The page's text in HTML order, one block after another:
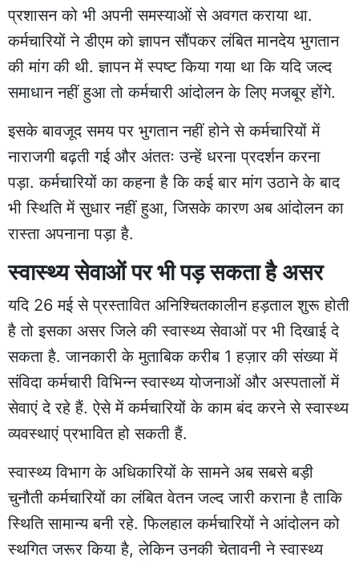
प्रशासन को भी अपनी समस्याओं से अवगत कराया था.
कर्मचारियों ने डीएम को ज्ञापन सौंपकर लंबित मानदेय भुगतान
की मांग की थी. ज्ञापन में स्पष्ट किया गया था कि यदि जल्द
समाधान नहीं हुआ तो कर्मचारी आंदोलन के लिए मजबूर होंगे.
इसके बावजूद समय पर भुगतान नहीं होने से कर्मचारियों में
नाराजगी बढ़ती गई और अंततः उन्हें धरना प्रदर्शन करना
पड़ा. कर्मचारियों का कहना है कि कई बार मांग उठाने के बाद
भी स्थिति में सुधार नहीं हुआ, जिसके कारण अब आंदोलन का
रास्ता अपनाना पड़ा है.
स्वास्थ्य सेवाओं पर भी पड़ सकता है असर
यदि 26 मई से प्रस्तावित अनिश्चितकालीन हड़ताल शुरू होती
है तो इसका असर जिले की स्वास्थ्य सेवाओं पर भी दिखाई दे
सकता है. जानकारी के मुताबिक करीब 1 हज़ार की संख्या में
संविदा कर्मचारी विभिन्न स्वास्थ्य योजनाओं और अस्पतालों में
सेवाएं दे रहे हैं. ऐसे में कर्मचारियों के काम बंद करने से स्वास्थ्य
व्यवस्थाएं प्रभावित हो सकती हैं.
स्वास्थ्य विभाग के अधिकारियों के सामने अब सबसे बड़ी
चुनौती कर्मचारियों का लंबित वेतन जल्द जारी कराना है ताकि
स्थिति सामान्य बनी रहे. फिलहाल कर्मचारियों ने आंदोलन को
स्थगित जरूर किया है, लेकिन उनकी चेतावनी ने स्वास्थ्य